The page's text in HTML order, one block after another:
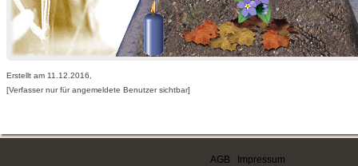
Erstellt am 11.12.2016,
[Verfasser nur für angemeldete Benutzer sichtbar]
AGB Impressum